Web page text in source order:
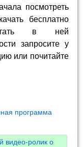
посмотреть
бесплатно
в ней
запросите у
или почитайте
программа
видео-ролик о